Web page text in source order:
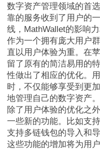
数字资产管理领域的首
靠的服务收到了用户的
线，MathWallet的影响
作为一个拥有庞大用户
直以用户体验为重。在
留了原有的简洁易用的
性做出了相应的优化。
时，不仅能够享受到更
地管理自己的数字资产。
除了用户体验的优化之
一些新的功能。比如支
支持多链钱包的导入和
这些功能的增加将为用